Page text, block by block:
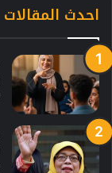
احدث المقالات